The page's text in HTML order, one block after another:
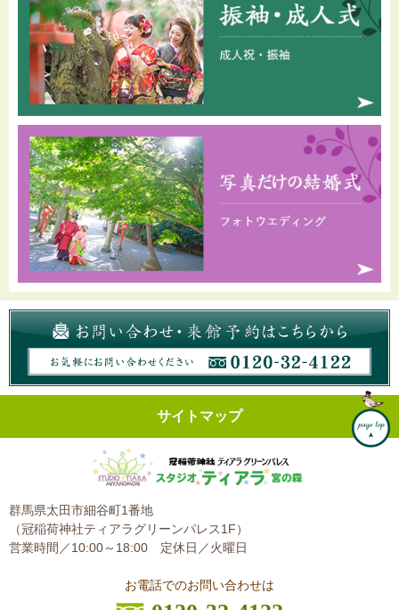
サイトマップ
群馬県太田市細谷町1番地
（冠稲荷神社ティアラグリーンパレス1F）
営業時間／10:00～18:00 定休日／火曜日
お電話でのお問い合わせは